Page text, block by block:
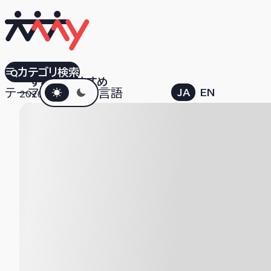
すべておすすめ
テーマダークモード言語 JA EN
カテゴリ検索
水戸芸術館
2026.06.10